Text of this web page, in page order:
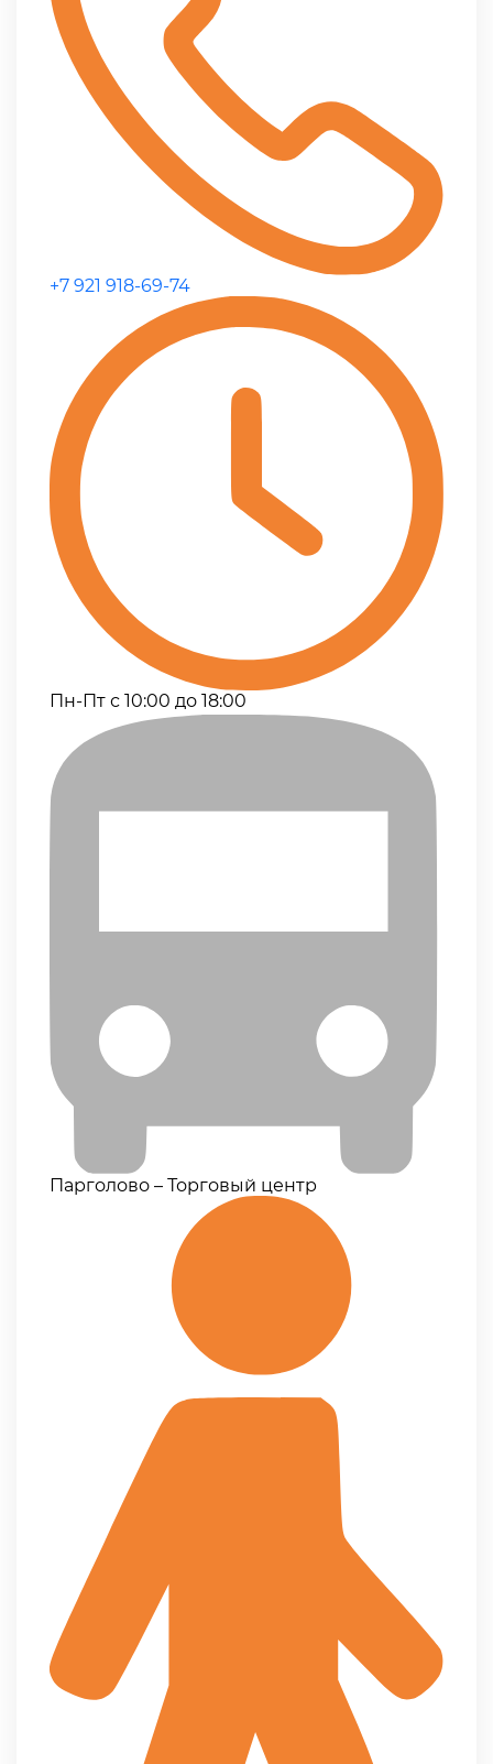
+7 921 918-69-74
Пн-Пт с 10:00 до 18:00
Парголово – Торговый центр